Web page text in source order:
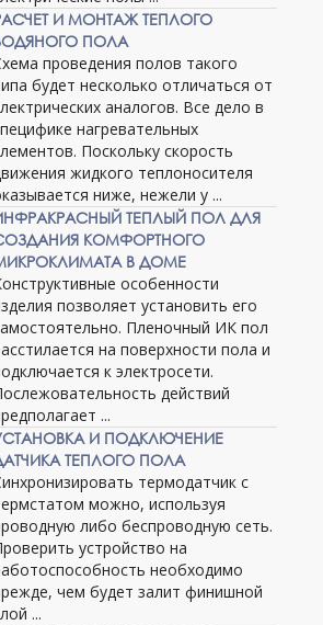
И МОНТАЖ ТЕПЛОГО
ПОЛА
проведения полов такого
будет несколько отличаться от
аналогов. Все дело в
нагревательных
Поскольку скорость
жидкого теплоносителя
ниже, нежели у ...
ТЕПЛЫЙ ПОЛ ДЛЯ
КОМФОРТНОГО
В ДОМЕ
особенности
позволяет установить его
Пленочный ИК пол
на поверхности пола и
к электросети.
действий
...
И ПОДКЛЮЧЕНИЕ
ТЕПЛОГО ПОЛА
термодатчик с
можно, используя
либо беспроводную сеть.
устройство на
необходимо
чем будет залит финишной
...